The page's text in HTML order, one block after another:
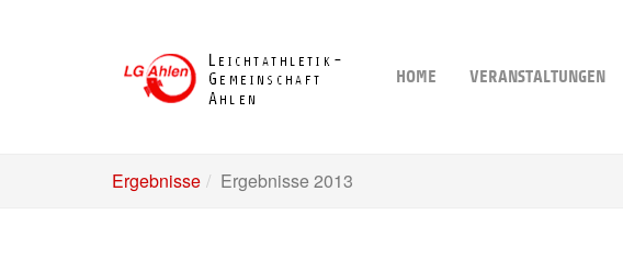
HOME VERANSTALTUNGEN
Ergebnisse Ergebnisse 2013